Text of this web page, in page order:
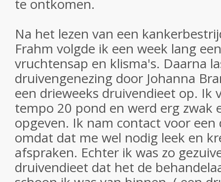
te ontkomen.
Na het lezen van een
Frahm volgde ik een week lang
vruchtensap en klisma's. Daarna
druivengenezing door Johanna
een drieweeks druivendieet op. Ik
tempo 20 pond en werd erg zwak
opgeven. Ik nam contact voor
omdat dat me wel nodig leek en
afspraken. Echter ik was zo
druivendieet dat het de